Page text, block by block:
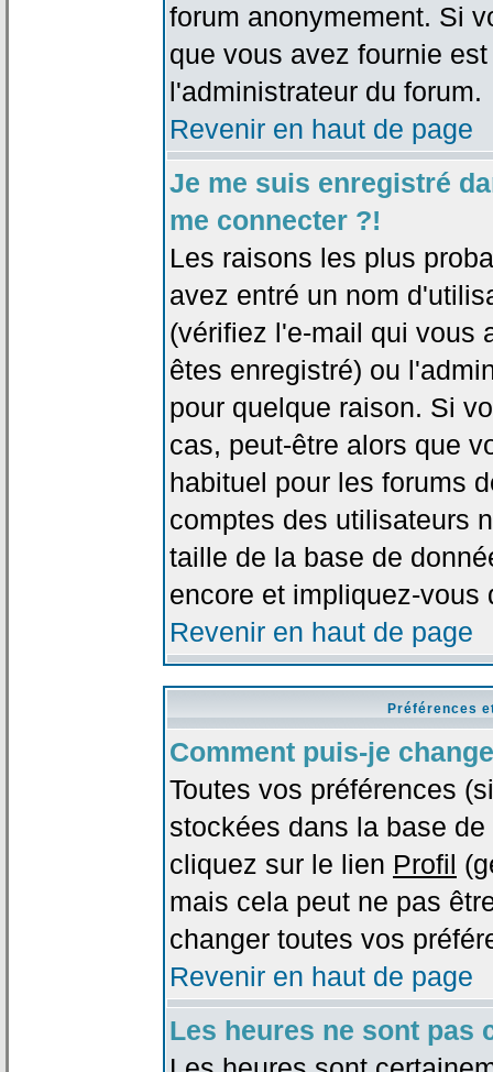
forum anonymement. Si
que vous avez fournie
l'administrateur du forum.
Revenir en haut de page
Je me suis enregistré
me connecter ?!
Les raisons les plus
avez entré un nom
(vérifiez l'e-mail qui vous
êtes enregistré) ou
pour quelque raison. Si
cas, peut-être alors que
habituel pour les forums
comptes des utilisateurs
taille de la base de
encore et impliquez-
Revenir en haut de page
Préférences
Comment puis-je
Toutes vos préférences
stockées dans la base
cliquez sur le lien Profil
mais cela peut ne pas
changer toutes vos
Revenir en haut de page
Les heures ne sont pas